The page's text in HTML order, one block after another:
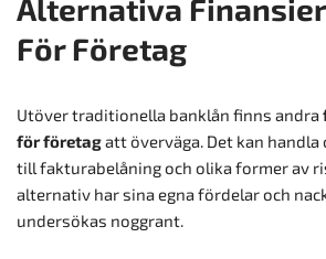
Alternativa
För Företag
Utöver traditionella banklån finns andra
för företagatt överväga. Det kan
till fakturabelåning och olika former av
alternativ har sina egna fördelar och
undersökas noggrant.